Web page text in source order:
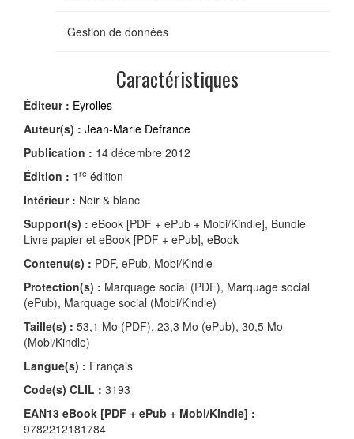
Gestion de données
Caractéristiques
Éditeur : Eyrolles
Auteur(s) : Jean-Marie Defrance
Publication : 14 décembre 2012
Édition : 1 re édition
Intérieur : Noir & blanc
Support(s) : eBook [PDF + ePub + Mobi/Kindle], Bundle
Livre papier et eBook [PDF + ePub], eBook
Contenu(s) : PDF, ePub, Mobi/Kindle
Protection(s) : Marquage social (PDF), Marquage social
(ePub), Marquage social (Mobi/Kindle)
Taille(s) : 53,1 Mo (PDF), 23,3 Mo (ePub), 30,5 Mo
(Mobi/Kindle)
Langue(s) : Français
Code(s) CLIL : 3193
EAN13 eBook [PDF + ePub + Mobi/Kindle] :
9782212181784